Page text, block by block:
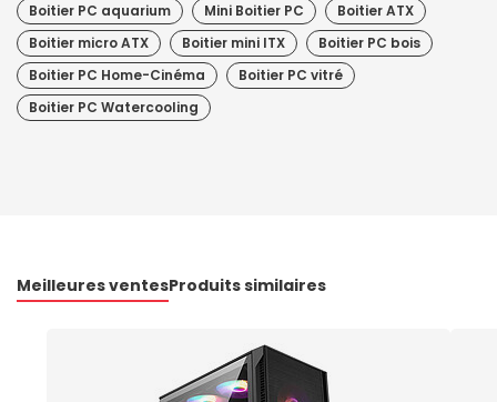
Boitier PC aquarium
Mini Boitier PC
Boitier ATX
Boitier micro ATX
Boitier mini ITX
Boitier PC bois
Boitier PC Home-Cinéma
Boitier PC vitré
Boitier PC Watercooling
Meilleures ventesProduits similaires